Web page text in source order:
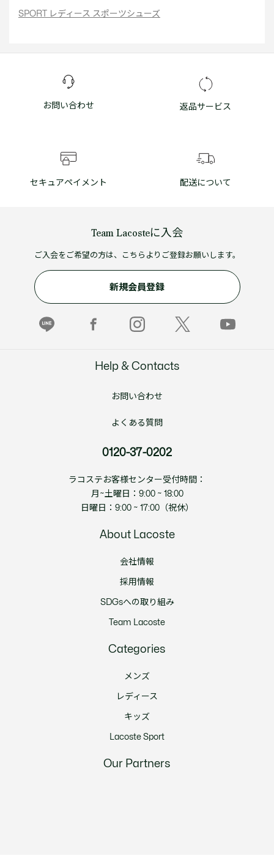
SPORT レディース スポーツシューズ
お問い合わせ 返品サービス
セキュアペイメント 配送について
Team Lacosteに入会
ご入会をご希望の方は、こちらよりご登録お願いします。
新規会員登録
Help & Contacts
お問い合わせ
よくある質問
0120-37-0202
ラコステお客様センター受付時間：
月~土曜日：9:00 ~ 18:00
日曜日：9:00 ~ 17:00（祝休）
About Lacoste
会社情報
採用情報
SDGsへの取り組み
Team Lacoste
Categories
メンズ
レディース
キッズ
Lacoste Sport
Our Partners